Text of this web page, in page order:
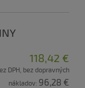
118,42 €
DPH, bez dopravných
nákladov: 96,28 €